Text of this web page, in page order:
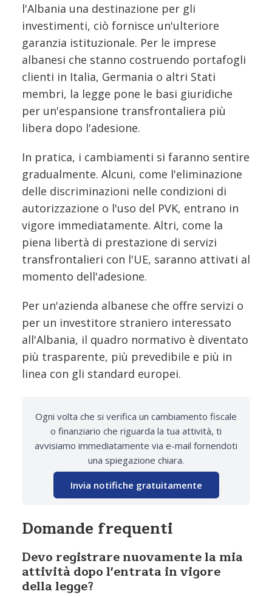
l'Albania una destinazione per gli
investimenti, ciò fornisce un'ulteriore
garanzia istituzionale. Per le imprese
albanesi che stanno costruendo portafogli
clienti in Italia, Germania o altri Stati
membri, la legge pone le basi giuridiche
per un'espansione transfrontaliera più
libera dopo l'adesione.
In pratica, i cambiamenti si faranno sentire
gradualmente. Alcuni, come l'eliminazione
delle discriminazioni nelle condizioni di
autorizzazione o l'uso del PVK, entrano in
vigore immediatamente. Altri, come la
piena libertà di prestazione di servizi
transfrontalieri con l'UE, saranno attivati al
momento dell'adesione.
Per un'azienda albanese che offre servizi o
per un investitore straniero interessato
all'Albania, il quadro normativo è diventato
più trasparente, più prevedibile e più in
linea con gli standard europei.
Ogni volta che si verifica un cambiamento fiscale
o finanziario che riguarda la tua attività, ti
avvisiamo immediatamente via e-mail fornendoti
una spiegazione chiara.
Invia notifiche gratuitamente
Domande frequenti
Devo registrare nuovamente la mia
attività dopo l'entrata in vigore
della legge?